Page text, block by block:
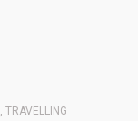
, TRAVELLING